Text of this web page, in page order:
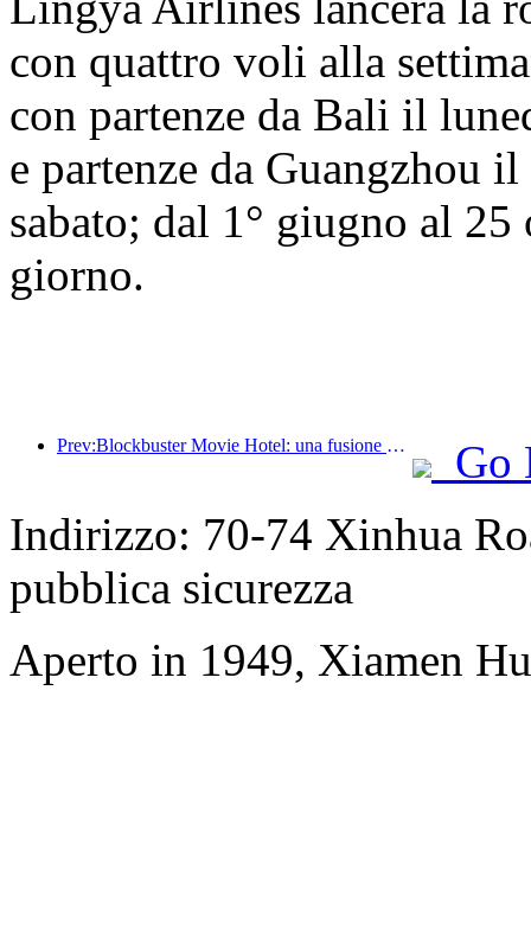
con quattro voli alla
con partenze da Bali il
e partenze da Guangzhou
sabato; dal 1° giugno al
giorno.
Prev:Blockbuster Movie Hotel: una fusione creativa di cultura cinematografica ed esperienza di alloggio
Go
Indirizzo: 70-74 Xinhua
pubblica sicurezza
Aperto in 1949, Xiamen